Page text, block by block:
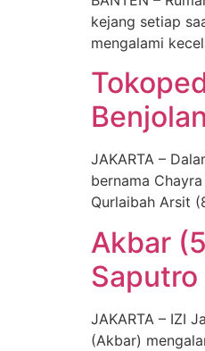
kejang setiap
mengalami
JAKARTA –
bernama
Qurlaibah Arsit
Akbar
Saputro
JAKARTA – IZI
(Akbar)